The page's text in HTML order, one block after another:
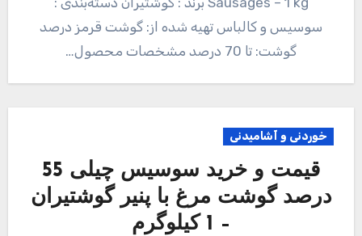
سوسیس و کالباس تهیه شده از: گوشت قرمز درصد
گوشت: تا 70 درصد مشخصات محصول…
خوردنی و آشامیدنی
قیمت و خرید سوسیس چیلی 55
درصد گوشت مرغ با پنیر گوشتیران
– 1 کیلوگرم